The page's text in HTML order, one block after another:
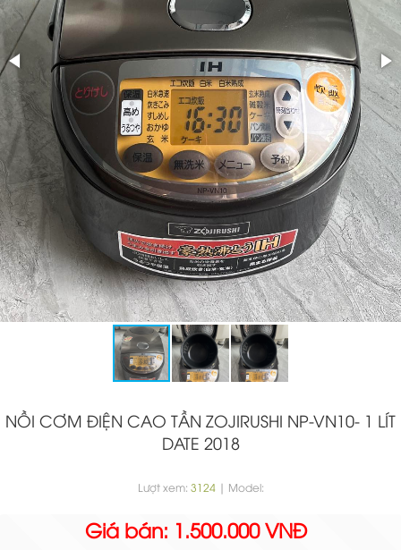
NỒI CƠM ĐIỆN CAO TẦN ZOJIRUSHI NP-VN10- 1 LÍT
DATE 2018
Lượt xem: 3124| Model:
Giá bán: 1.500.000 VNĐ